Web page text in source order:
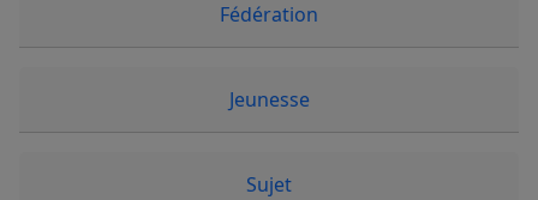
Fédération
Jeunesse
Sujet